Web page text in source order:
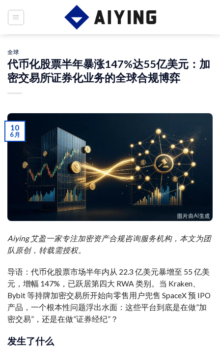
全球
代币化股票半年暴涨147%达55亿美元：加
密交易所证券化业务的全球合规博弈
10
6 月
Aiying 艾盈一家专注加密资产合规咨询服务机构，本文为团
队原创，转载需授权。
导语：代币化股票市场半年内从 22.3 亿美元暴增至 55 亿美
元，增幅 147%，已跃居第四大 RWA 类别。当 Kraken、
Bybit 等持牌加密交易所开始向零售用户兜售 SpaceX 预 IPO
产品，一个根本性问题浮出水面：这些平台到底是在做”加
密交易”，还是在做”证券经纪”？
发生了什么